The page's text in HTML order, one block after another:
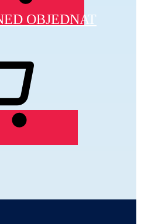
OBJEDNAT